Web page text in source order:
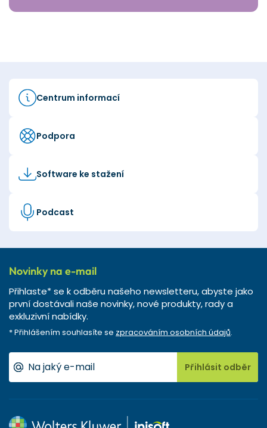
Centrum informací
Podpora
Software ke stažení
Podcast
Novinky na e-mail
Přihlaste* se k odběru našeho newsletteru, abyste jako
první dostávali naše novinky, nové produkty, rady a
exkluzivní nabídky.
* Přihlášením souhlasíte se zpracováním osobních údajů.
Přihlásit odběr